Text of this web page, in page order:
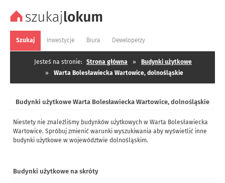
Szukaj Inwestycje Biura Deweloperzy
Jesteś na stronie: Strona główna »
Budynki użytkowe
»
Warta Bolesławiecka Wartowice, dolnośląskie
Budynki użytkowe Warta Bolesławiecka Wartowice, dolnośląskie
Niestety nie znaleźliśmy budynków użytkowych w Warta Bolesławiecka
Wartowice. Spróbuj zmienić warunki wyszukiwania aby wyświetlić inne
budynki użytkowe w województwie dolnośląskim.
Budynki użytkowe na skróty